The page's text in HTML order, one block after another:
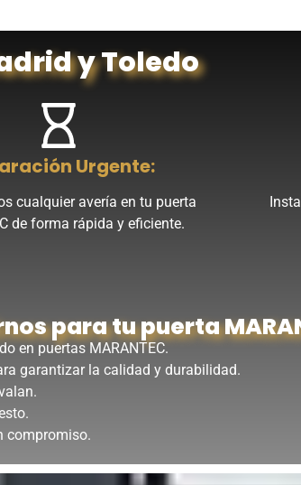
y Toledo
Urgente:
cualquier avería en tu puerta
de forma rápida y eficiente.
para tu puerta
en puertas MARANTEC.
garantizar la calidad y durabilidad.
compromiso.